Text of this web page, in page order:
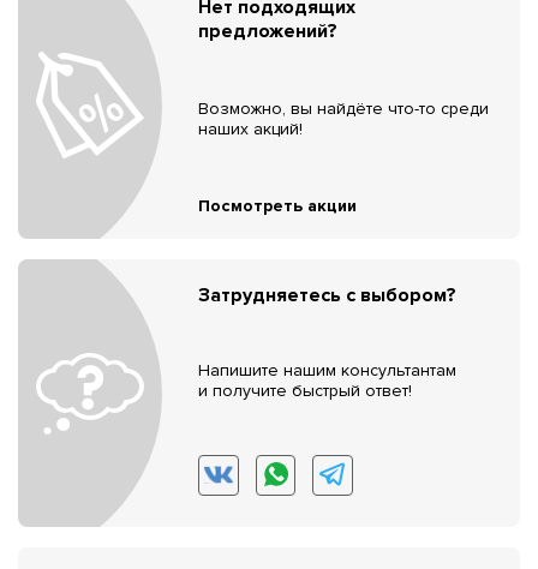
Нет подходящих
предложений?
Возможно, вы найдёте что-то среди
наших акций!
Посмотреть акции
Затрудняетесь с выбором?
Напишите нашим консультантам
и получите быстрый ответ!